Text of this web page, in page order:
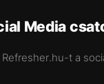
Media
t a